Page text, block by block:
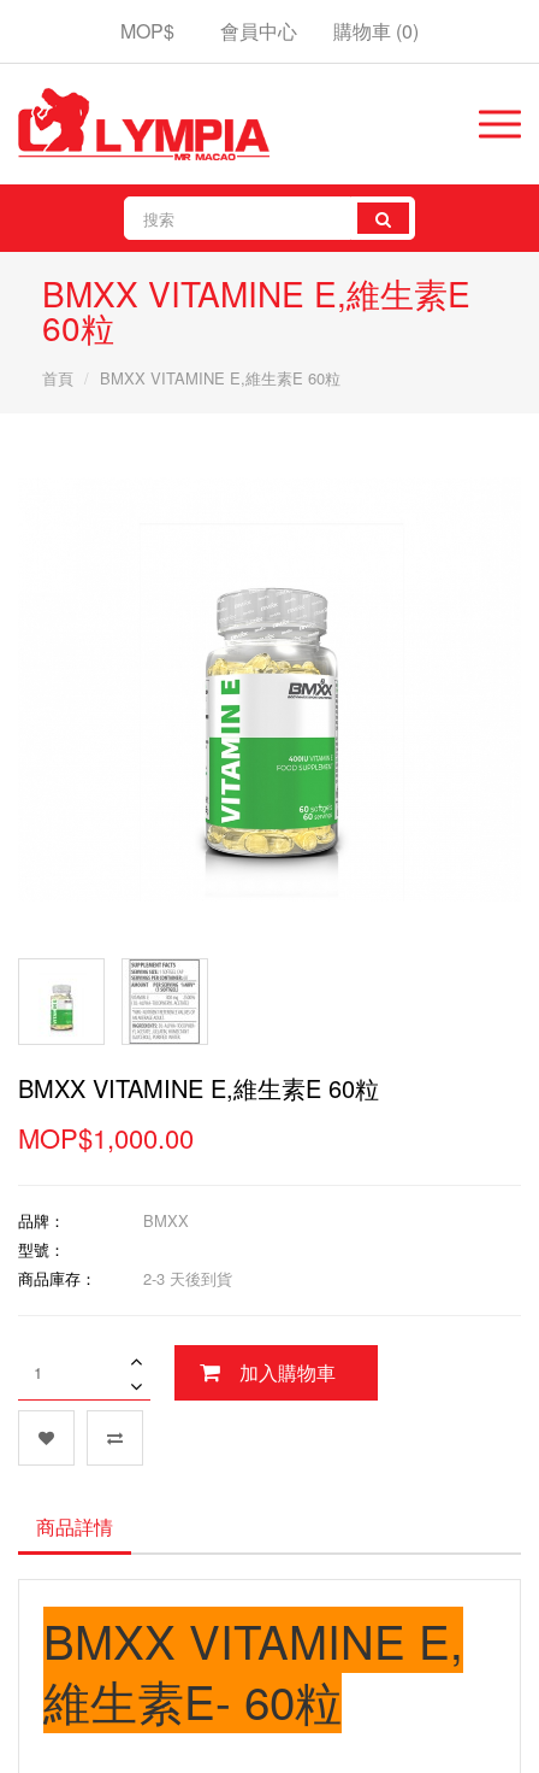
MOP$ 會員中心 購物車 (0)
BMXX VITAMINE E,維生素E
60粒
首頁 BMXX VITAMINE E,維生素E 60粒
BMXX VITAMINE E,維生素E 60粒
MOP$1,000.00
品牌：
BMXX
型號：
商品庫存：
2-3 天後到貨
加入購物車
商品詳情
BMXX VITAMINE E,
維生素E- 60粒